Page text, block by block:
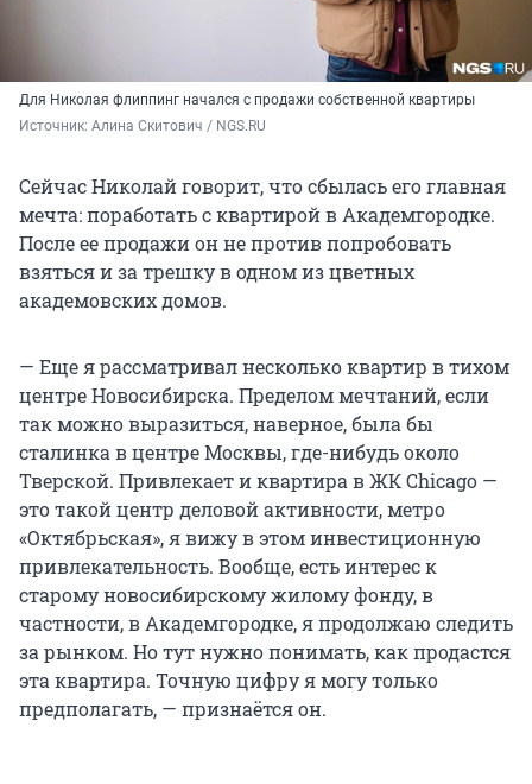
Для Николая флиппинг начался с продажи собственной квартиры
Источник: Алина Скитович / NGS.RU
Сейчас Николай говорит, что сбылась его главная
мечта: поработать с квартирой в Академгородке.
После ее продажи он не против попробовать
взяться и за трешку в одном из цветных
академовских домов.
— Еще я рассматривал несколько квартир в тихом
центре Новосибирска. Пределом мечтаний, если
так можно выразиться, наверное, была бы
сталинка в центре Москвы, где-нибудь около
Тверской. Привлекает и квартира в ЖК Chicago —
это такой центр деловой активности, метро
«Октябрьская», я вижу в этом инвестиционную
привлекательность. Вообще, есть интерес к
старому новосибирскому жилому фонду, в
частности, в Академгородке, я продолжаю следить
за рынком. Но тут нужно понимать, как продастся
эта квартира. Точную цифру я могу только
предполагать, — признаётся он.